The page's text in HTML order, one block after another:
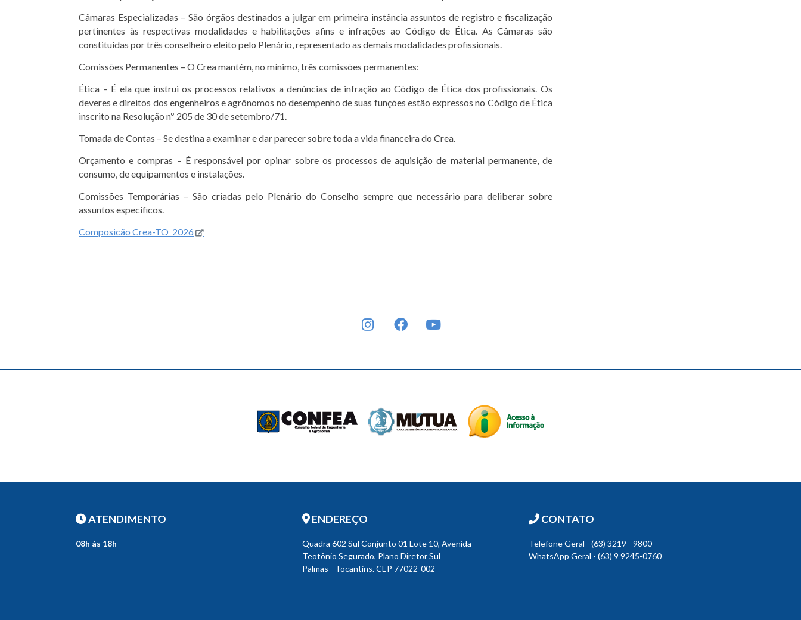
Câmaras Especializadas – São órgãos destinados a julgar em primeira instância assuntos de registro e fiscalização
pertinentes às respectivas modalidades e habilitações afins e infrações ao Código de Ética. As Câmaras são
constituídas por três conselheiro eleito pelo Plenário, representado as demais modalidades profissionais.
Comissões Permanentes – O Crea mantém, no mínimo, três comissões permanentes:
Ética – É ela que instrui os processos relativos a denúncias de infração ao Código de Ética dos profissionais. Os
deveres e direitos dos engenheiros e agrônomos no desempenho de suas funções estão expressos no Código de Ética
inscrito na Resolução nº 205 de 30 de setembro/71.
Tomada de Contas – Se destina a examinar e dar parecer sobre toda a vida financeira do Crea.
Orçamento e compras – É responsável por opinar sobre os processos de aquisição de material permanente, de
consumo, de equipamentos e instalações.
Comissões Temporárias – São criadas pelo Plenário do Conselho sempre que necessário para deliberar sobre
assuntos específicos.
Composicão Crea-TO_2026
INSTAGRAMFACEBOOK
ATENDIMENTO
08h às 18h
ENDEREÇO
Quadra 602 Sul Conjunto 01 Lote 10, Avenida
Teotônio Segurado, Plano Diretor Sul
Palmas - Tocantins. CEP 77022-002
CONTATO
Telefone Geral - (63) 3219 - 9800
WhatsApp Geral - (63) 9 9245-0760